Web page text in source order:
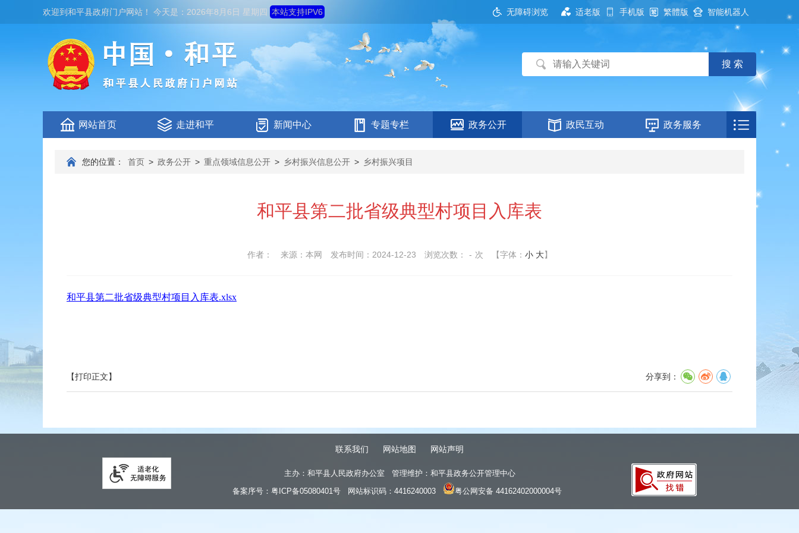
欢迎到和平县政府门户网站 ！ 今天是： 2026年8月6日 星期四 本站支持IPV6 无障碍浏览 适老版 手机版 繁體版 智能机器人
网站首页 走进和平 新闻中心 专题专栏 政务公开 政民互动 政务服务
您的位置： 首页 > 政务公开 > 重点领域信息公开 > 乡村振兴信息公开 > 乡村振兴项目
和平县第二批省级典型村项目入库表
作者： 来源：本网 发布时间：2024-12-23 浏览次数： - 次 【字体： 小 大】
和平县第二批省级典型村项目入库表.xlsx
分享到：
【打印正文】
联系我们 网站地图 网站声明
主办：和平县人民政府办公室 管理维护：和平县政务公开管理中心
备案序号： 粤ICP备05080401号 网站标识码：4416240003 粤公网安备 44162402000004号